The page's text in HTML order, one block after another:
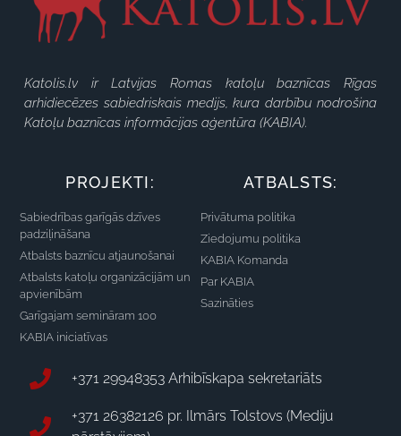
Katolis.lv ir Latvijas Romas katoļu baznīcas Rīgas
arhidiecēzes sabiedriskais medijs, kura darbību nodrošina
Katoļu baznīcas informācijas aģentūra (KABIA).
PROJEKTI:
Sabiedrības garīgās dzīves
padziļināšana
Atbalsts baznīcu atjaunošanai
Atbalsts katoļu organizācijām un
apvienībām
Garīgajam semināram 100
KABIA iniciatīvas
ATBALSTS:
Privātuma politika
Ziedojumu politika
KABIA Komanda
Par KABIA
Sazināties
+371 29948353 Arhibīskapa sekretariāts
+371 26382126 pr. Ilmārs Tolstovs (Mediju